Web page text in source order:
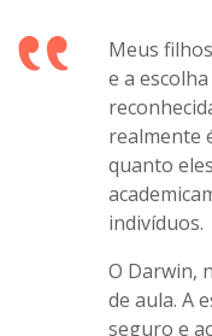
Meus
e a
realmente
indivíduos.